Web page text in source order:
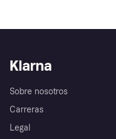
Klarna
Sobre nosotros
Carreras
Legal